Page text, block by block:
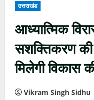
उत्तराखंड
आध्यात्मिक
सशक्तिकरण
मिलेगी विकास
Vikram Singh Sidhu